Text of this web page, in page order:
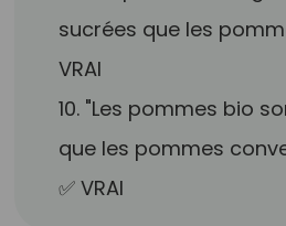
sucrées que les
VRAI
10. "Les pommes bio
que les pommes
✅ VRAI